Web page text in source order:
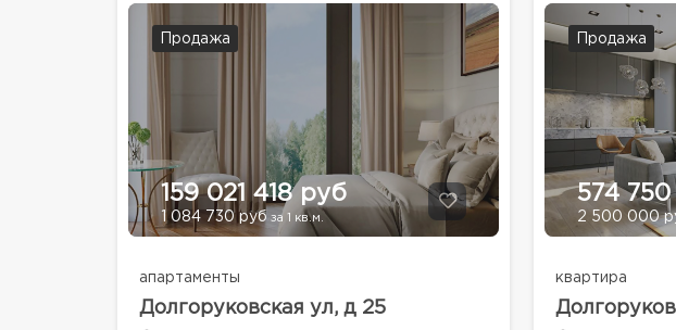
Продажа
159 021 418 руб
1 084 730 руб за 1 кв.м.
апартаменты
Долгоруковская ул, д 25
Продажа
574
2 500 000
квартира